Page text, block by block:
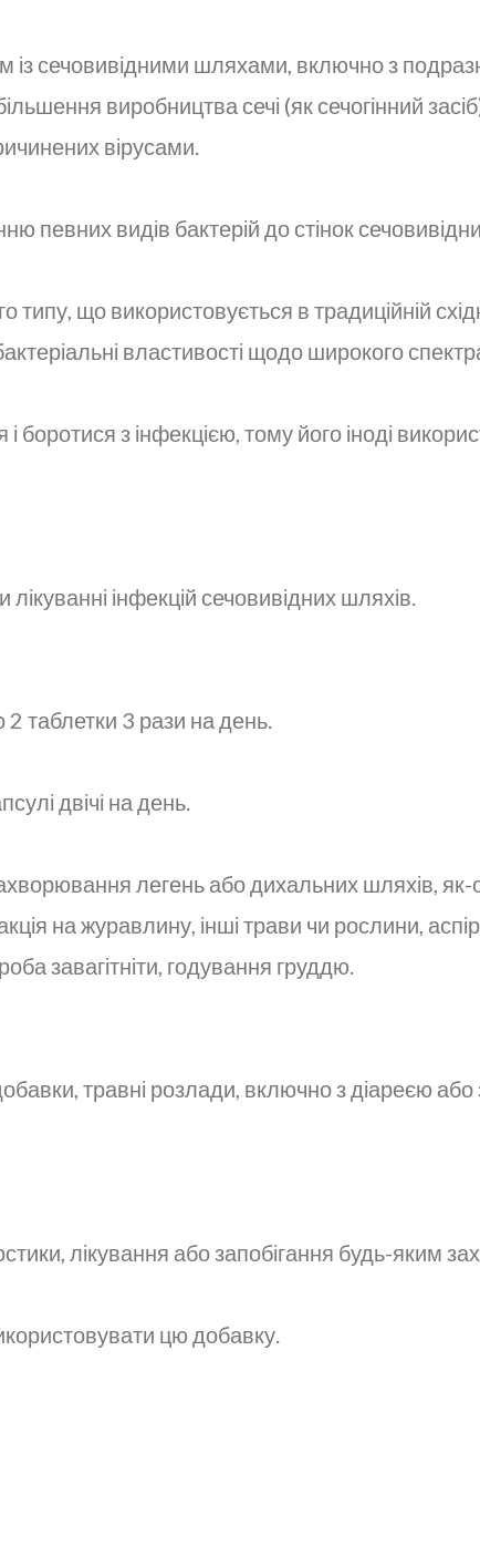
із сечовивідними шляхами, включно з
виробництва сечі (як сечогінний
вірусами.
видів бактерій до стінок
що використовується в традиційній
властивості щодо широкого
з інфекцією, тому його іноді
інфекцій сечовивідних шляхів.
таблетки 3 рази на день.
двічі на день.
легень або дихальних шляхів,
на журавлину, інші трави чи рослини,
завагітніти, годування груддю.
травні розлади, включно з діареєю
лікування або запобігання будь-яким
цю добавку.